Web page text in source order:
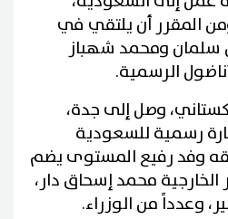
المقرر أن يلتقي في
سلمان ومحمد شهباز
الرسمية.
وصل إلى جدة،
رسمية للسعودية
ويرافقه وفد رفيع المستوى يضم
الخارجية محمد إسحاق دار،
وعدداً من الوزراء.